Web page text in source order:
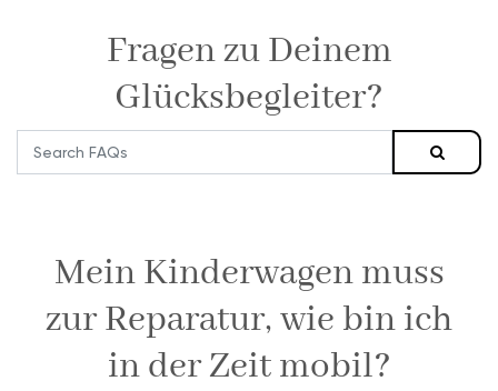
Fragen zu Deinem
Glücksbegleiter?
Mein Kinderwagen muss
zur Reparatur, wie bin ich
in der Zeit mobil?